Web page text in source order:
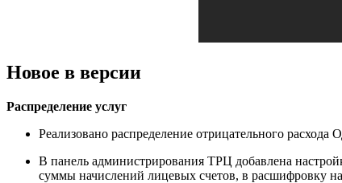
Новое в версии
Распределение услуг
Реализовано распределение отрицательного расхода
В панель администрирования ТРЦ добавлена
суммы начислений лицевых счетов, в расшифровку